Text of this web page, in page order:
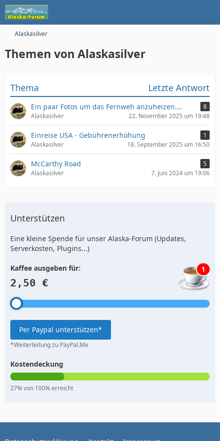
Alaskasilver
Themen von Alaskasilver
Thema Letzte Antwort
Ein paar Fotos um das Fernweh anzuheizen….
8
Alaskasilver
22. November 2025 um 19:48
Einreise USA - Gebührenerhöhung
1
Alaskasilver
18. September 2025 um 16:50
McCarthy Road
5
Alaskasilver
7. Juni 2024 um 19:06
Unterstützen
Eine kleine Spende für unser Alaska-Forum (Updates,
Serverkosten, Plugins...)
Kaffee ausgeben für:
2,50 €
1
Per Paypal unterstützen*
*Weiterleitung zu PayPal.Me
Kostendeckung
27% von 100% erreicht